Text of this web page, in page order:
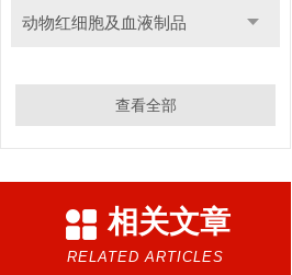
动物红细胞及血液制品
查看全部
相关文章
RELATED ARTICLES